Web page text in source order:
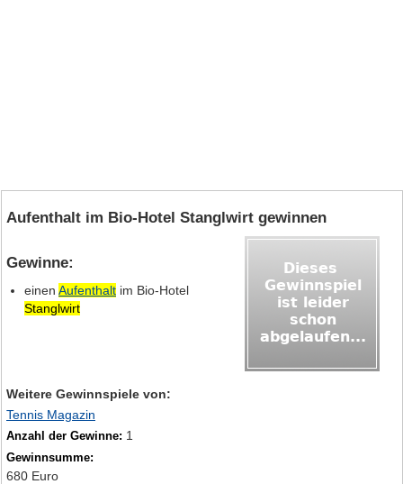
Aufenthalt im Bio-Hotel Stanglwirt gewinnen
Gewinne:
einen Aufenthalt im Bio-Hotel
Stanglwirt
Weitere Gewinnspiele von:
Tennis Magazin
Anzahl der Gewinne: 1
Gewinnsumme:
680 Euro